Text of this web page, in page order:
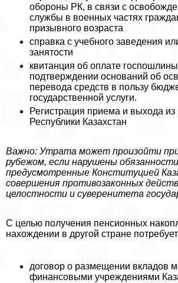
обороны РК, в связи с
службы в военных частях
призывного возраста
справка с учебного заведения
занятости
квитанция об оплате
подтверждении оснований об
перевода средств в пользу
государственной услуги.
Регистрация приема и выхода из
Республики Казахстан
Важно: Утрата может произойти
рубежом, если нарушены
предусмотренные Конституцией
совершения противозаконных
целостности и суверенитета
С целью получения пенсионных
нахождении в другой стране
договор о размещении вкладов
финансовыми учреждениями